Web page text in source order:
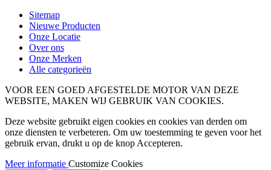
Sitemap
Nieuwe Producten
Onze Locatie
Over ons
Onze Merken
Alle categorieën
VOOR EEN GOED AFGESTELDE MOTOR VAN DEZE
WEBSITE, MAKEN WIJ GEBRUIK VAN COOKIES.
Deze website gebruikt eigen cookies en cookies van derden om
onze diensten te verbeteren. Om uw toestemming te geven voor het
gebruik ervan, drukt u op de knop Accepteren.
Meer informatie Customize Cookies